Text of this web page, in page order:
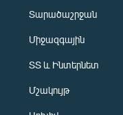
Տարածաշրջան
Միջազգային
ՏՏ և Ինտերնետ
Մշակույթ